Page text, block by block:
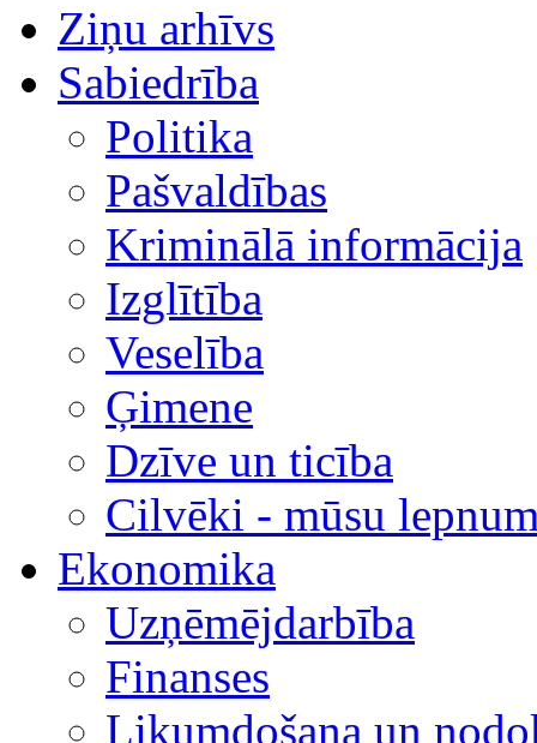
Ziņu arhīvs
Sabiedrība
Politika
Pašvaldības
Kriminālā informācija
Izglītība
Veselība
Ģimene
Dzīve un ticība
Cilvēki - mūsu
Ekonomika
Uzņēmējdarbība
Finanses
Likumdošana un